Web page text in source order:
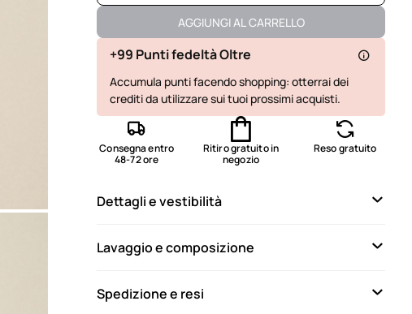
Non disponibile
Mostra articoli simili
Disponibile
Non disponibile Mostra articoli simili
AGGIUNGI AL CARRELLO
+99 Punti fedeltà Oltre
Accumula punti facendo shopping: otterrai dei
crediti da utilizzare sui tuoi prossimi acquisti.
Consegna entro
48-72 ore
Ritiro gratuito in
negozio
Reso gratuito
Dettagli e vestibilità
Lavaggio e composizione
Spedizione e resi